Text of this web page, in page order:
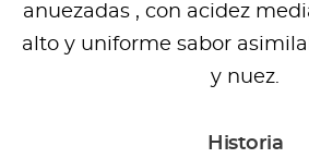
anuezadas , con acidez
alto y uniforme sabor
y nuez.
Historia